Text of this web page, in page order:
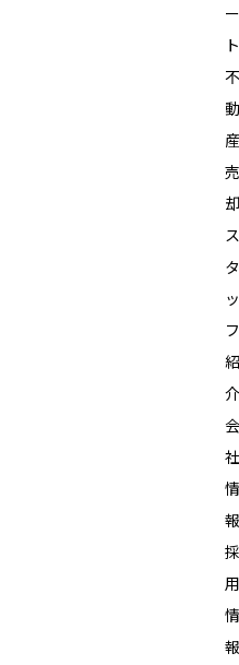
ー
ト
不
動
産
売
却
ス
タ
ッ
フ
紹
介
会
社
情
報
採
用
情
報